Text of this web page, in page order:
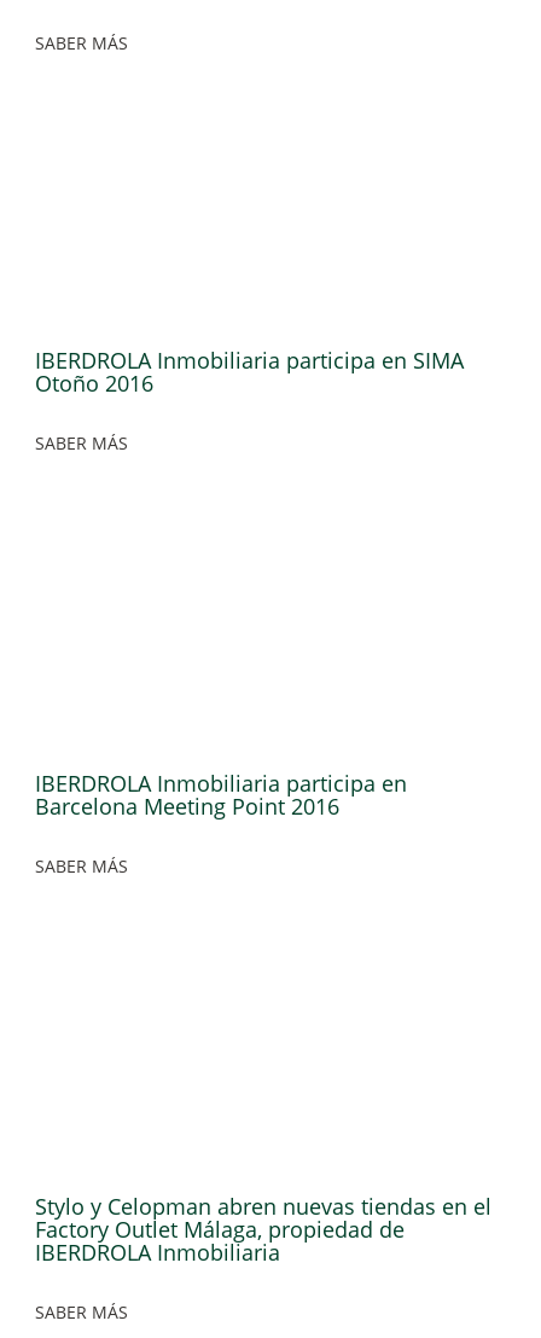
SABER MÁS
IBERDROLA Inmobiliaria participa en SIMA
Otoño 2016
SABER MÁS
IBERDROLA Inmobiliaria participa en
Barcelona Meeting Point 2016
SABER MÁS
Stylo y Celopman abren nuevas tiendas en el
Factory Outlet Málaga, propiedad de
IBERDROLA Inmobiliaria
SABER MÁS